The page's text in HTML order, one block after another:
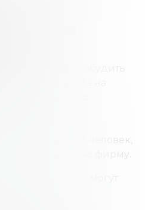
после
США. Чтобы побудить
до выхода на
предлагает ряд
может
обеспеченный человек,
или брокерскую фирму.
счет, могут
программы: